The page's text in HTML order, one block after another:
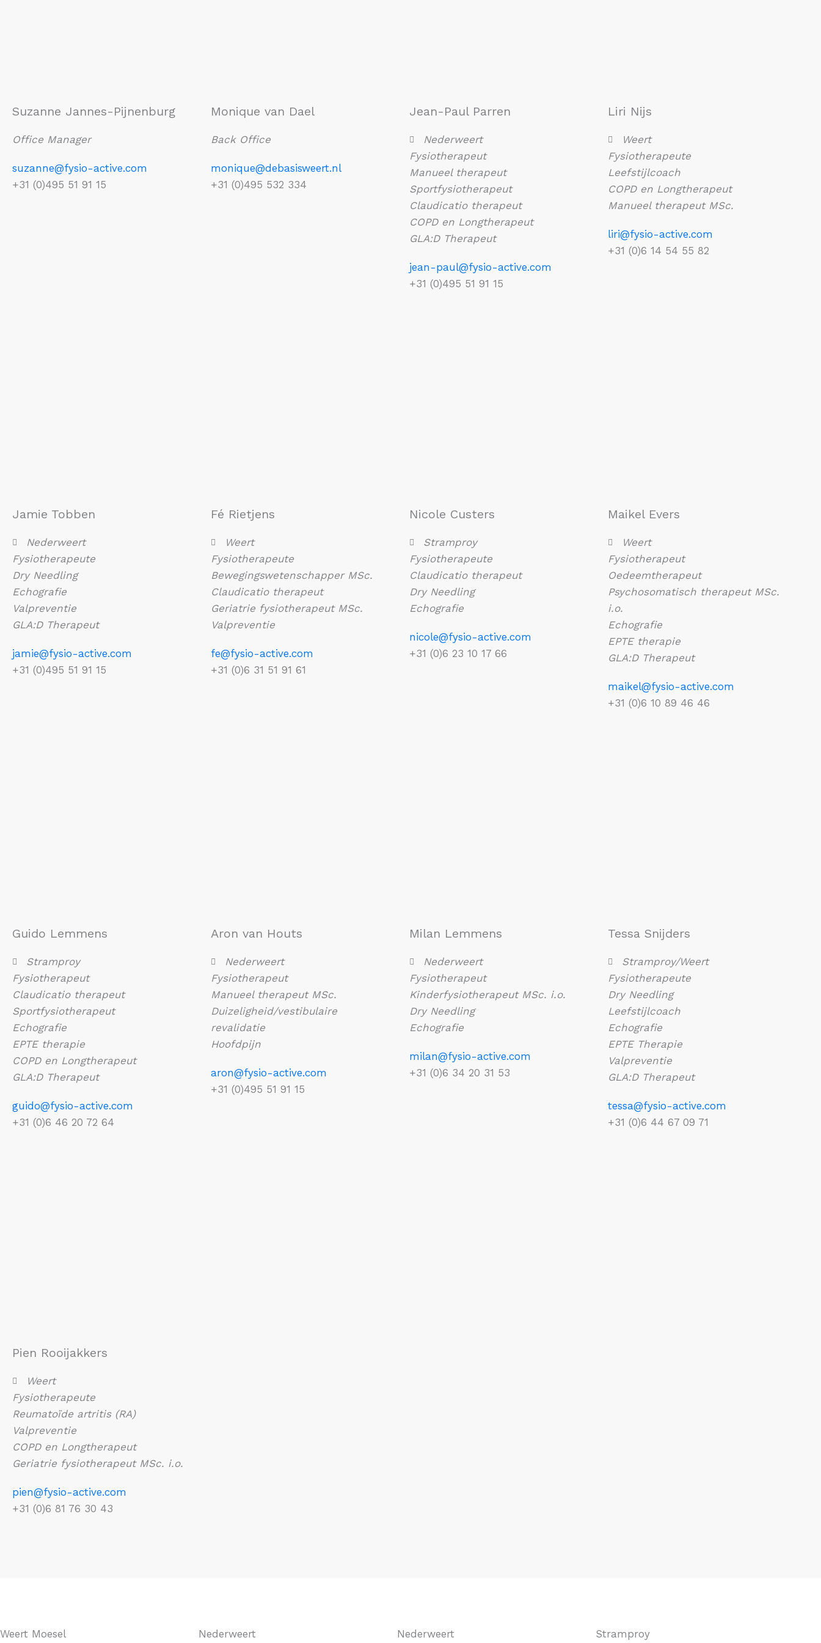
Suzanne Jannes-Pijnenburg
Office Manager
suzanne@fysio-active.com
+31 (0)495 51 91 15
Monique van Dael
Back Office
monique@debasisweert.nl
+31 (0)495 532 334
Jean-Paul Parren
Nederweert
Fysiotherapeut
Manueel therapeut
Sportfysiotherapeut
Claudicatio therapeut
COPD en Longtherapeut
GLA:D Therapeut
jean-paul@fysio-active.com
+31 (0)495 51 91 15
Liri Nijs
Weert
Fysiotherapeute
Leefstijlcoach
COPD en Longtherapeut
Manueel therapeut MSc.
liri@fysio-active.com
+31 (0)6 14 54 55 82
Jamie Tobben
Nederweert
Fysiotherapeute
Dry Needling
Echografie
Valpreventie
GLA:D Therapeut
jamie@fysio-active.com
+31 (0)495 51 91 15
Fé Rietjens
Weert
Fysiotherapeute
Bewegingswetenschapper MSc.
Claudicatio therapeut
Geriatrie fysiotherapeut MSc.
Valpreventie
fe@fysio-active.com
+31 (0)6 31 51 91 61
Nicole Custers
Stramproy
Fysiotherapeute
Claudicatio therapeut
Dry Needling
Echografie
nicole@fysio-active.com
+31 (0)6 23 10 17 66
Maikel Evers
Weert
Fysiotherapeut
Oedeemtherapeut
Psychosomatisch therapeut MSc.
i.o.
Echografie
EPTE therapie
GLA:D Therapeut
maikel@fysio-active.com
+31 (0)6 10 89 46 46
Guido Lemmens
Stramproy
Fysiotherapeut
Claudicatio therapeut
Sportfysiotherapeut
Echografie
EPTE therapie
COPD en Longtherapeut
GLA:D Therapeut
guido@fysio-active.com
+31 (0)6 46 20 72 64
Aron van Houts
Nederweert
Fysiotherapeut
Manueel therapeut MSc.
Duizeligheid/vestibulaire
revalidatie
Hoofdpijn
aron@fysio-active.com
+31 (0)495 51 91 15
Milan Lemmens
Nederweert
Fysiotherapeut
Kinderfysiotherapeut MSc. i.o.
Dry Needling
Echografie
milan@fysio-active.com
+31 (0)6 34 20 31 53
Tessa Snijders
Stramproy/Weert
Fysiotherapeute
Dry Needling
Leefstijlcoach
Echografie
EPTE Therapie
Valpreventie
GLA:D Therapeut
tessa@fysio-active.com
+31 (0)6 44 67 09 71
Pien Rooijakkers
Weert
Fysiotherapeute
Reumatoïde artritis (RA)
Valpreventie
COPD en Longtherapeut
Geriatrie fysiotherapeut MSc. i.o.
pien@fysio-active.com
+31 (0)6 81 76 30 43
Weert Moesel Nederweert Nederweert Stramproy